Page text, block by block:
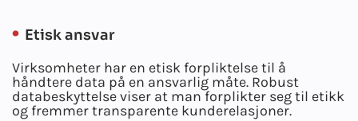
Etisk ansvar
Virksomheter har en etisk forpliktelse til å
håndtere data på en ansvarlig måte. Robust
databeskyttelse viser at man forplikter seg til etikk
og fremmer transparente kunderelasjoner.